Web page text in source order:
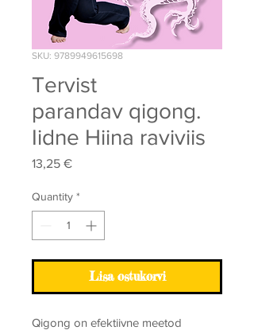
SKU: 9789949615698
Tervist
parandav qigong.
Iidne Hiina raviviis
13,25 €Price
Quantity *
Lisa ostukorvi
Qigong on efektiivne meetod